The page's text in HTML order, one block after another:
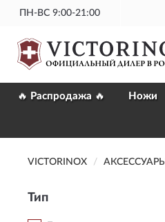
ПН-ВС 9:00-21:00
🔥 Распродажа 🔥 Ножи
VICTORINOX AКСЕССУАРЫ
Тип